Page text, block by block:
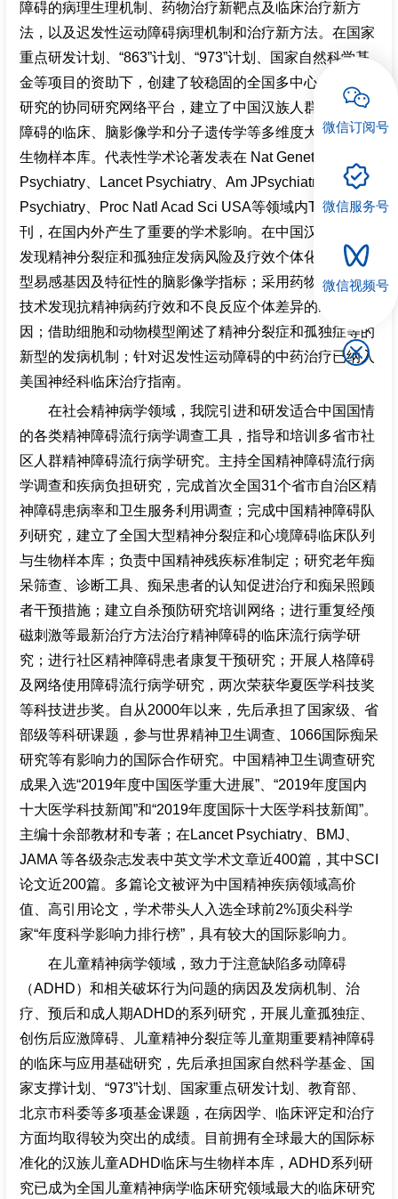
障碍的病理生理机制、药物治疗新靶点及临床治疗新方
法，以及迟发性运动障碍病理机制和治疗新方法。在国家
重点研发计划、“863”计划、“973”计划、国家自然科学基
金等项目的资助下，创建了较稳固的全国多中心临床医学
研究的协同研究网络平台，建立了中国汉族人群常见精神
障碍的临床、脑影像学和分子遗传学等多维度大数据库及
生物样本库。代表性学术论著发表在 Nat Genet 、Mol
Psychiatry、Lancet Psychiatry、Am JPsychiatry、Biol
Psychiatry、Proc Natl Acad Sci USA等领域内TOP期
刊，在国内外产生了重要的学术影响。在中国汉族人群中
发现精神分裂症和孤独症发病风险及疗效个体化差异的新
型易感基因及特征性的脑影像学指标；采用药物基因组学
技术发现抗精神病药疗效和不良反应个体差异的易感基
因；借助细胞和动物模型阐述了精神分裂症和孤独症等的
新型的发病机制；针对迟发性运动障碍的中药治疗已纳入
美国神经科临床治疗指南。
在社会精神病学领域，我院引进和研发适合中国国情
的各类精神障碍流行病学调查工具，指导和培训多省市社
区人群精神障碍流行病学研究。主持全国精神障碍流行病
学调查和疾病负担研究，完成首次全国31个省市自治区精
神障碍患病率和卫生服务利用调查；完成中国精神障碍队
列研究，建立了全国大型精神分裂症和心境障碍临床队列
与生物样本库；负责中国精神残疾标准制定；研究老年痴
呆筛查、诊断工具、痴呆患者的认知促进治疗和痴呆照顾
者干预措施；建立自杀预防研究培训网络；进行重复经颅
磁刺激等最新治疗方法治疗精神障碍的临床流行病学研
究；进行社区精神障碍患者康复干预研究；开展人格障碍
及网络使用障碍流行病学研究，两次荣获华夏医学科技奖
等科技进步奖。自从2000年以来，先后承担了国家级、省
部级等科研课题，参与世界精神卫生调查、1066国际痴呆
研究等有影响力的国际合作研究。中国精神卫生调查研究
成果入选“2019年度中国医学重大进展”、“2019年度国内
十大医学科技新闻”和“2019年度国际十大医学科技新闻”。
主编十余部教材和专著；在Lancet Psychiatry、BMJ、
JAMA 等各级杂志发表中英文学术文章近400篇，其中SCI
论文近200篇。多篇论文被评为中国精神疾病领域高价
值、高引用论文，学术带头人入选全球前2%顶尖科学
家“年度科学影响力排行榜”，具有较大的国际影响力。
在儿童精神病学领域，致力于注意缺陷多动障碍
（ADHD）和相关破坏行为问题的病因及发病机制、治
疗、预后和成人期ADHD的系列研究，开展儿童孤独症、
创伤后应激障碍、儿童精神分裂症等儿童期重要精神障碍
的临床与应用基础研究，先后承担国家自然科学基金、国
家支撑计划、“973”计划、国家重点研发计划、教育部、
北京市科委等多项基金课题，在病因学、临床评定和治疗
方面均取得较为突出的成绩。目前拥有全球最大的国际标
准化的汉族儿童ADHD临床与生物样本库，ADHD系列研
究已成为全国儿童精神病学临床研究领域最大的临床研究
微信订阅号
微信服务号
微信视频号